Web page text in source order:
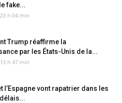
fake...
h 04 min
Trump réaffirme la
par les États-Unis de la...
h 47 min
l’Espagne vont rapatrier dans les